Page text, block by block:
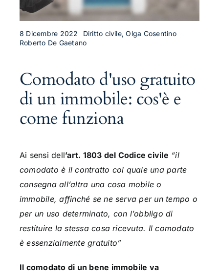
8 Dicembre 2022
Diritto civile, Olga Cosentino
Roberto De Gaetano
Comodato d'uso gratuito
di un immobile: cos'è e
come funziona
Ai sensi dell’art. 1803 del Codice civile “il
comodato è il contratto col quale una parte
consegna all’altra una cosa mobile o
immobile, affinché se ne serva per un tempo o
per un uso determinato, con l’obbligo di
restituire la stessa cosa ricevuta. Il comodato
è essenzialmente gratuito”
Il comodato di un bene immobile va